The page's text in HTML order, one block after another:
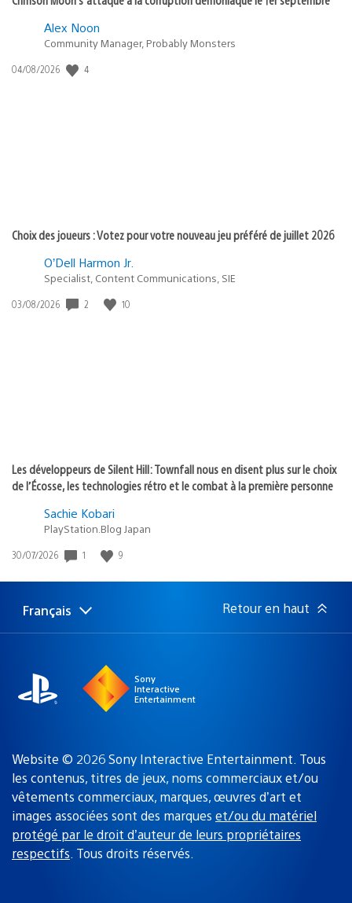
Alex Noon
Community Manager, Probably Monsters
Date
04/08/2026 4
Choix des joueurs : Votez pour votre nouveau jeu préféré de juillet 2026
O’Dell Harmon Jr.
Specialist, Content Communications, SIE
Date
03/08/2026 2 10
Les développeurs de Silent Hill: Townfall nous en disent plus sur le choix
de l’Écosse, les technologies rétro et le combat à la première personne
Sachie Kobari
PlayStation.Blog Japan
Date
publication
30/07/2026 1 9
Choisir
Région
Français Retour en haut
Sony
Interactive
Entertainment
Website © 2026 Sony Interactive Entertainment. Tous
les contenus, titres de jeux, noms commerciaux et/ou
vêtements commerciaux, marques, œuvres d’art et
images associées sont des marques et/ou du matériel
protégé par le droit d’auteur de leurs propriétaires
respectifs. Tous droits réservés.